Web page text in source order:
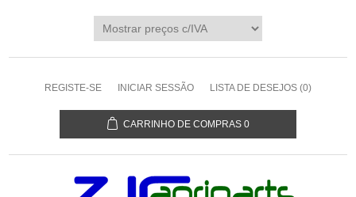
REGISTE-SE INICIAR SESSÃO LISTA DE DESEJOS (0)
CARRINHO DE COMPRAS 0